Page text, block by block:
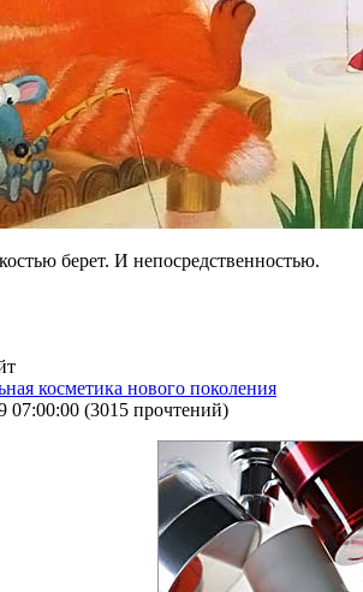
берет. И непосредственностью.
косметика нового поколения
07:00:00 (3015 прочтений)